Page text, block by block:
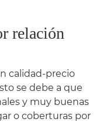
relación
calidad-precio
se debe a que
y muy buenas
o coberturas por